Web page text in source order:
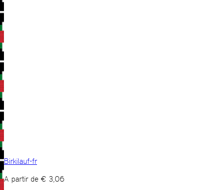
Birkilauf-fr
A partir de € 3,06